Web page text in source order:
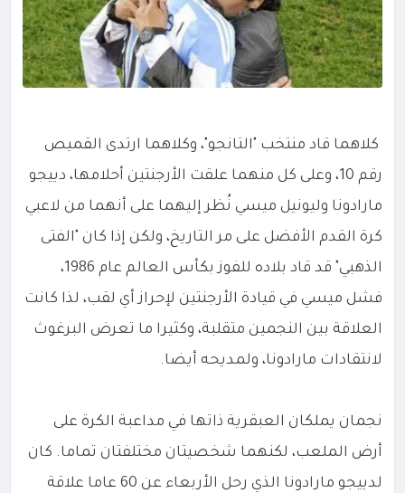
كلاهما قاد منتخب "التانجو"، وكلاهما ارتدى القميص
رقم 10، وعلى كل منهما علقت الأرجنتين أحلامها، دييجو
مارادونا وليونيل ميسي نُظر إليهما على أنهما من لاعبي
كرة القدم الأفضل على مر التاريخ، ولكن إذا كان "الفتى
الذهبي" قد قاد بلاده للفوز بكأس العالم عام 1986،
فشل ميسي في قيادة الأرجنتين لإحراز أي لقب، لذا كانت
العلاقة بين النجمين متقلبة، وكثيرا ما تعرض البرغوث
لانتقادات مارادونا، ولمديحه أيضا.
نجمان يملكان العبقرية ذاتها في مداعبة الكرة على
أرض الملعب، لكنهما شخصيتان مختلفتان تماما. كان
لدييجو مارادونا الذي رحل الأربعاء عن 60 عاما علاقة